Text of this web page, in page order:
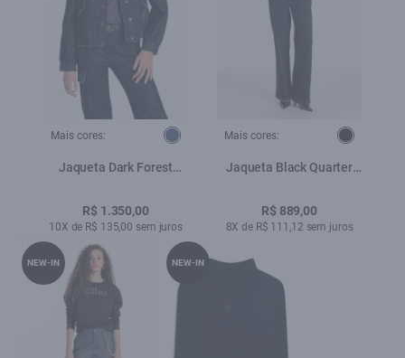
Mais cores:
Jaqueta Dark Forest
R$ 1.350,00
10X de R$ 135,00 sem juros
Mais cores:
Jaqueta Black Quarter
R$ 889,00
8X de R$ 111,12 sem juros
NEW-IN NEW-IN